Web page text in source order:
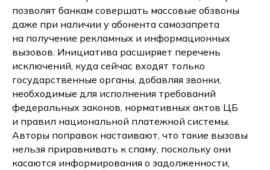
позволят банкам совершать массовые обзвоны
даже при наличии у абонента самозапрета
на получение рекламных и информационных
вызовов. Инициатива расширяет перечень
исключений, куда сейчас входят только
государственные органы, добавляя звонки,
необходимые для исполнения требований
федеральных законов, нормативных актов ЦБ
и правил национальной платежной системы.
Авторы поправок настаивают, что такие вызовы
нельзя приравнивать к спаму, поскольку они
касаются информирования о задолженности,